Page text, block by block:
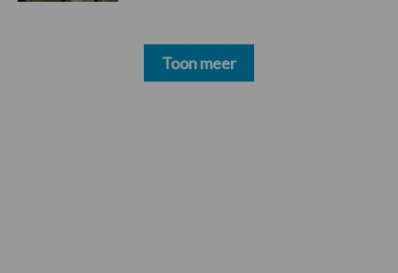
Toon meer